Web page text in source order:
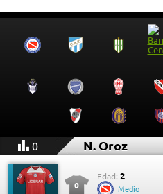
0 N. Oroz
0
Edad: 2
Medio